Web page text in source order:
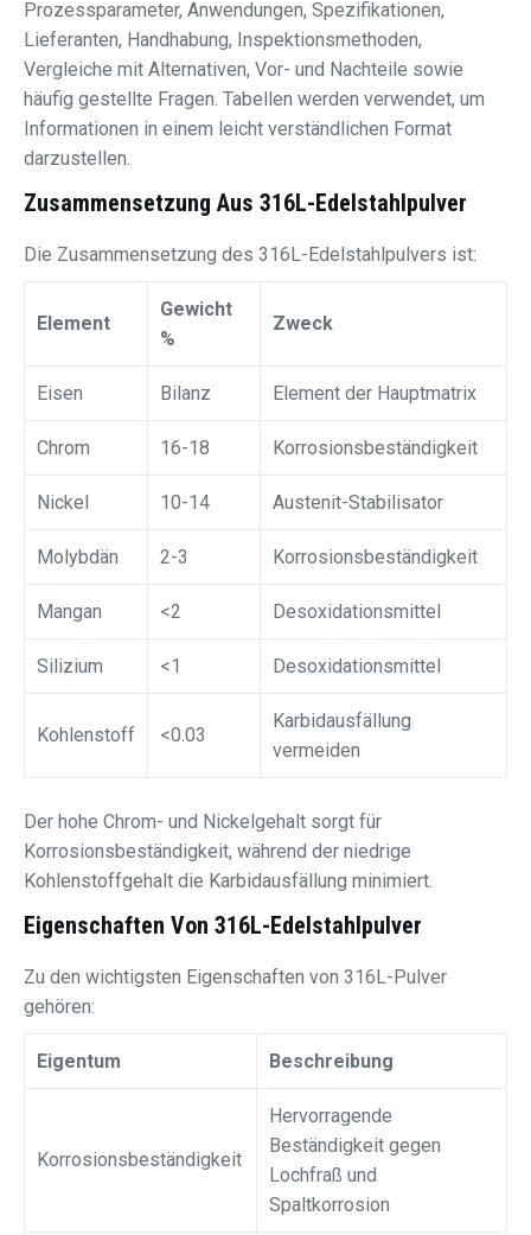
Prozessparameter, Anwendungen, Spezifikationen,
Lieferanten, Handhabung, Inspektionsmethoden,
Vergleiche mit Alternativen, Vor- und Nachteile sowie
häufig gestellte Fragen. Tabellen werden verwendet, um
Informationen in einem leicht verständlichen Format
darzustellen.
Zusammensetzung Aus 316L-Edelstahlpulver
Die Zusammensetzung des 316L-Edelstahlpulvers ist:
Element
Gewicht
%
Zweck
Eisen Bilanz Element der Hauptmatrix
Chrom 16-18 Korrosionsbeständigkeit
Nickel 10-14 Austenit-Stabilisator
Molybdän 2-3 Korrosionsbeständigkeit
Mangan <2 Desoxidationsmittel
Silizium <1 Desoxidationsmittel
Kohlenstoff <0.03
Karbidausfällung
vermeiden
Der hohe Chrom- und Nickelgehalt sorgt für
Korrosionsbeständigkeit, während der niedrige
Kohlenstoffgehalt die Karbidausfällung minimiert.
Eigenschaften Von 316L-Edelstahlpulver
Zu den wichtigsten Eigenschaften von 316L-Pulver
gehören:
Eigentum Beschreibung
Korrosionsbeständigkeit
Hervorragende
Beständigkeit gegen
Lochfraß und
Spaltkorrosion